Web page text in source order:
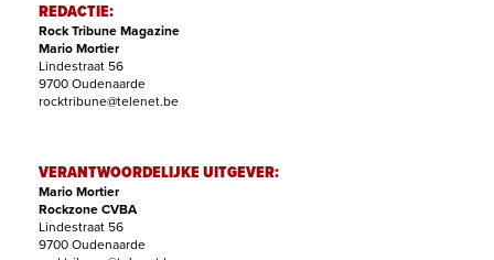
REDACTIE:
Rock Tribune Magazine
Mario Mortier
Lindestraat 56
9700 Oudenaarde
rocktribune@telenet.be
VERANTWOORDELIJKE UITGEVER:
Mario Mortier
Rockzone CVBA
Lindestraat 56
9700 Oudenaarde